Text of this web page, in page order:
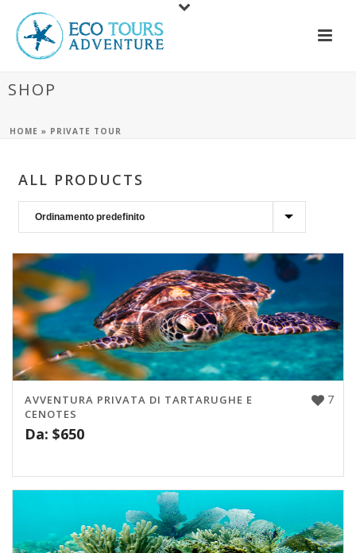
SHOP
HOME » PRIVATE TOUR
ALL PRODUCTS
7
AVVENTURA PRIVATA DI TARTARUGHE E
CENOTES
Da: $650